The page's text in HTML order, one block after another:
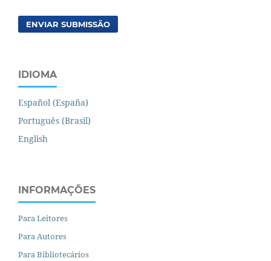
ENVIAR SUBMISSÃO
IDIOMA
Español (España)
Português (Brasil)
English
INFORMAÇÕES
Para Leitores
Para Autores
Para Bibliotecários